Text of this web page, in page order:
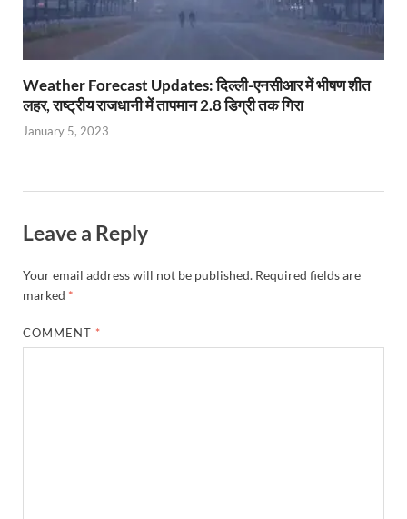
Weather Forecast Updates: दिल्ली-एनसीआर में भीषण शीत
लहर, राष्ट्रीय राजधानी में तापमान 2.8 डिग्री तक गिरा
January 5, 2023
Leave a Reply
Your email address will not be published. Required fields are
marked *
COMMENT *